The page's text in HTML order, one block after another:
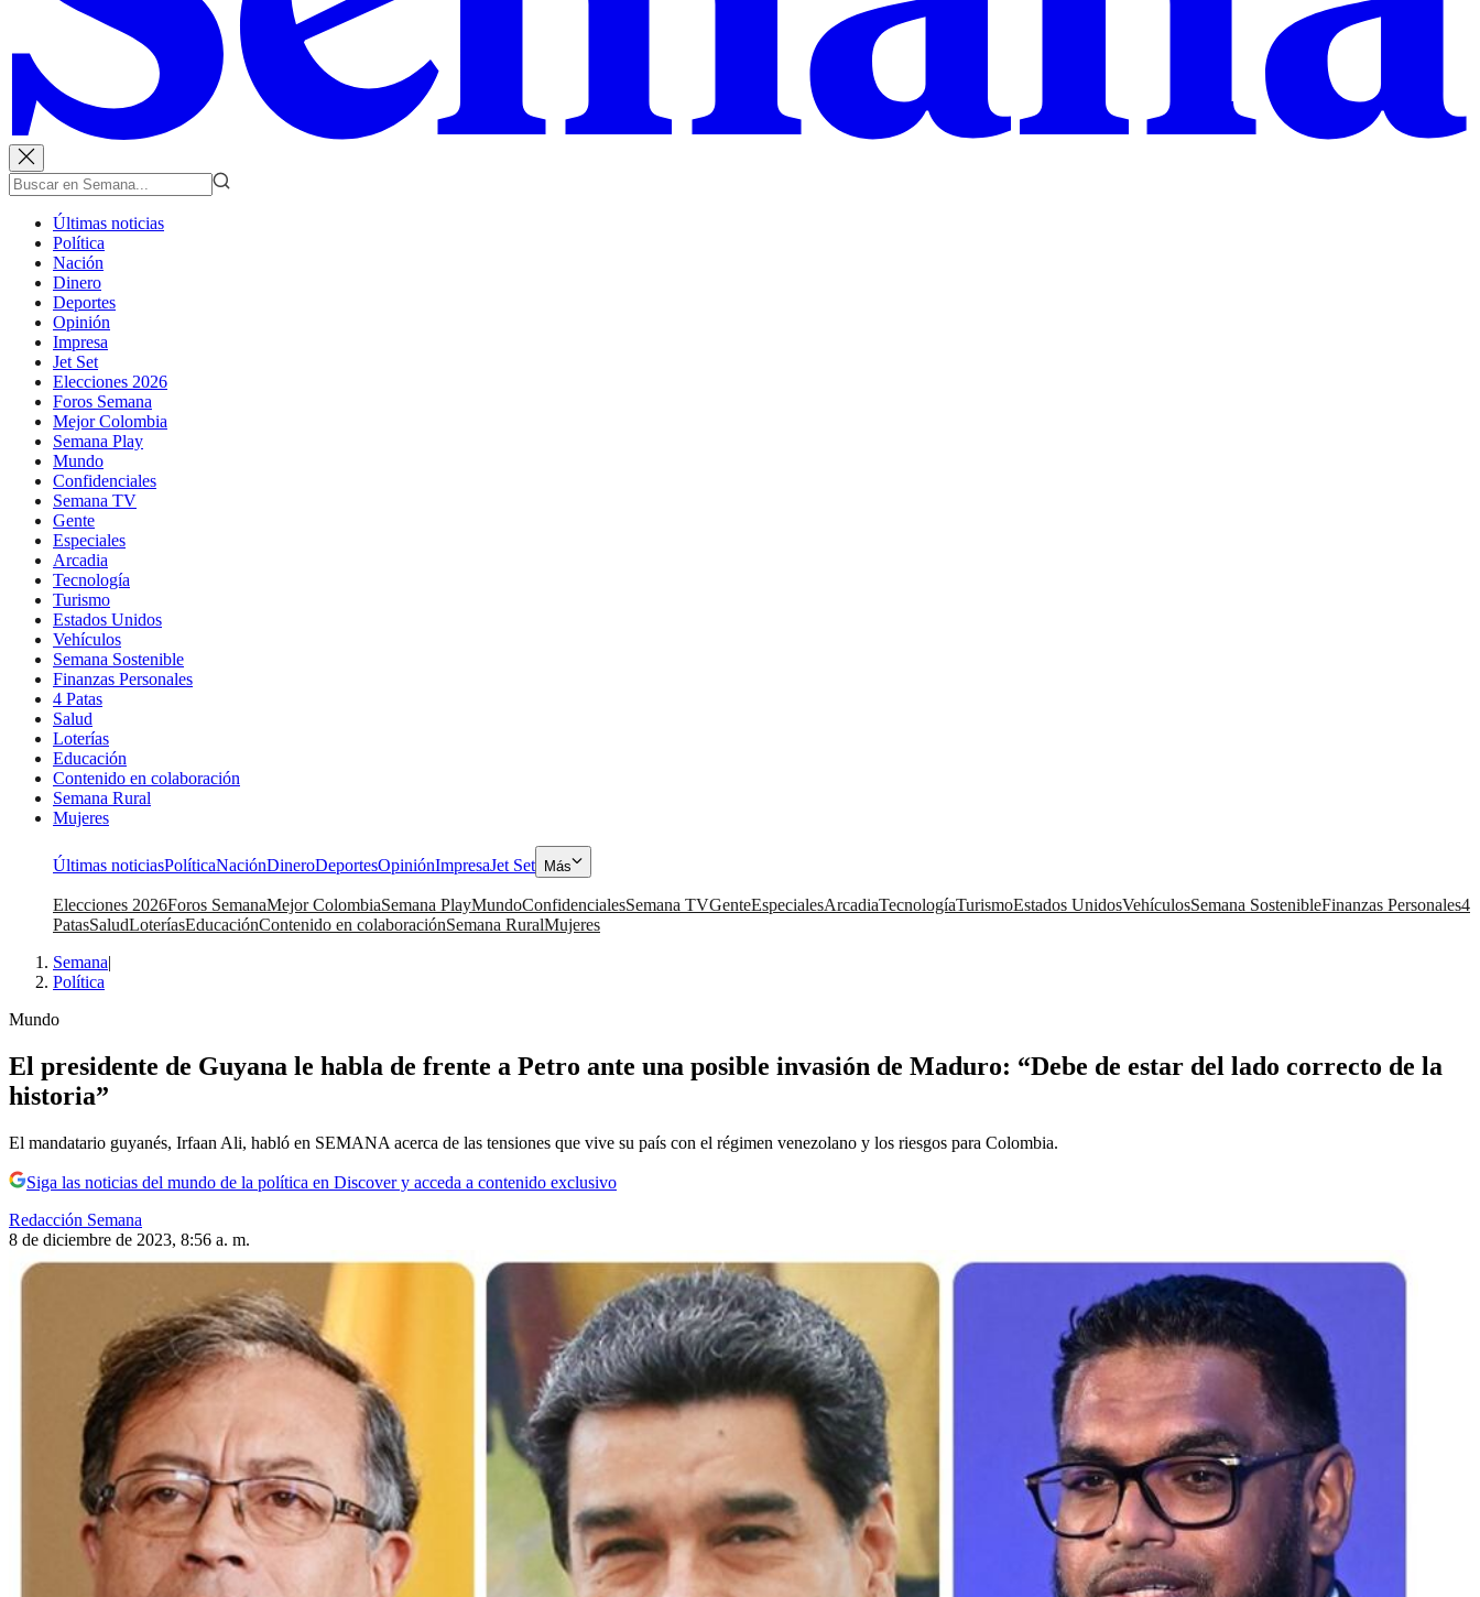
Últimas noticias
Política
Nación
Dinero
Deportes
Opinión
Impresa
Jet Set
Elecciones 2026
Foros Semana
Mejor Colombia
Semana Play
Mundo
Confidenciales
Semana TV
Gente
Especiales
Arcadia
Tecnología
Turismo
Estados Unidos
Vehículos
Semana Sostenible
Finanzas Personales
4 Patas
Salud
Loterías
Educación
Contenido en colaboración
Semana Rural
Mujeres
Últimas noticiasPolíticaNaciónDineroDeportesOpiniónImpresaJet Set Más
Elecciones 2026Foros SemanaMejor ColombiaSemana PlayMundoConfidencialesSemana TVGenteEspecialesArcadiaTecnologíaTurismoEstados UnidosVehículosSemana SostenibleFinanzas Personales4
PatasSaludLoteríasEducaciónContenido en colaboraciónSemana RuralMujeres
Semana|
Política
Mundo
El presidente de Guyana le habla de frente a Petro ante una posible invasión de Maduro: “Debe de estar del lado correcto de la
historia”
El mandatario guyanés, Irfaan Ali, habló en SEMANA acerca de las tensiones que vive su país con el régimen venezolano y los riesgos para Colombia.
Siga las noticias del mundo de la política en Discover y acceda a contenido exclusivo
Redacción Semana
8 de diciembre de 2023, 8:56 a. m.